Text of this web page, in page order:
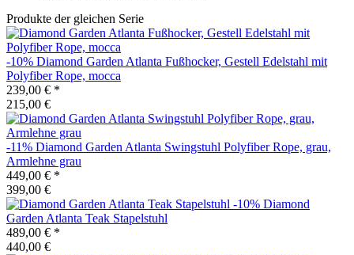
Produkte der gleichen Serie
-10% Diamond Garden Atlanta Fußhocker, Gestell Edelstahl mit
Polyfiber Rope, mocca
239,00 € *
215,00 €
-11% Diamond Garden Atlanta Swingstuhl Polyfiber Rope, grau,
Armlehne grau
449,00 € *
399,00 €
-10% Diamond
Garden Atlanta Teak Stapelstuhl
489,00 € *
440,00 €